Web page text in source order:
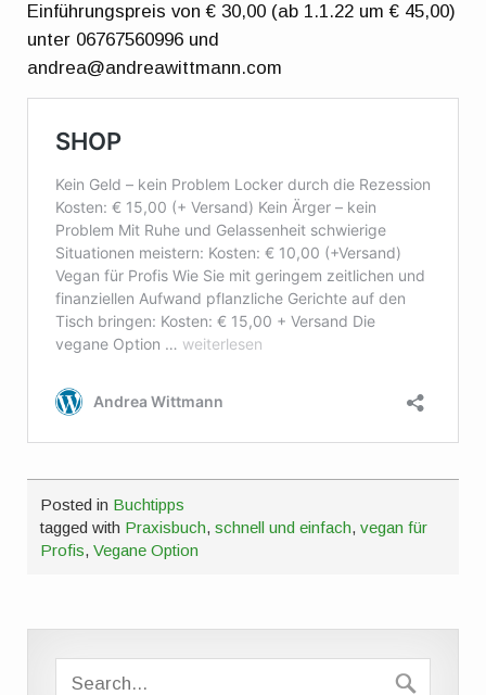
Einführungspreis von € 30,00 (ab 1.1.22 um € 45,00)
unter 06767560996 und
andrea@andreawittmann.com
Posted in Buchtipps
tagged with Praxisbuch,schnell und einfach,vegan für
Profis,Vegane Option